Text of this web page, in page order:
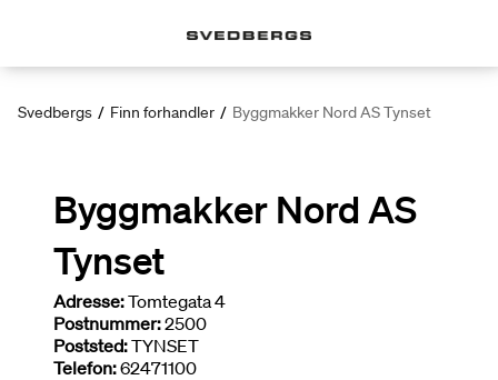
Svedbergs / Finn forhandler / Byggmakker Nord AS Tynset
Byggmakker Nord AS
Tynset
Adresse:Tomtegata 4
Postnummer:2500
Poststed:TYNSET
Telefon:62471100